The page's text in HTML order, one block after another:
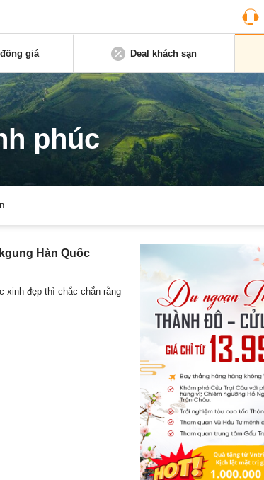
giá Deal khách sạn
phúc
Hàn Quốc
xinh đẹp thì chắc chắn rằng